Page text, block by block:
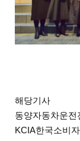
해당기사
동양자동차운전
KCIA한국소비